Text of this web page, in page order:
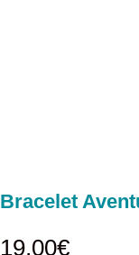
Bracelet
19,00€